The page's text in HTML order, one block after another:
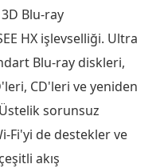
Blu-ray
HX işlevselliği. Ultra
Blu-ray diskleri,
CD'leri ve yeniden
sorunsuz
Fi'yi de destekler ve
akış